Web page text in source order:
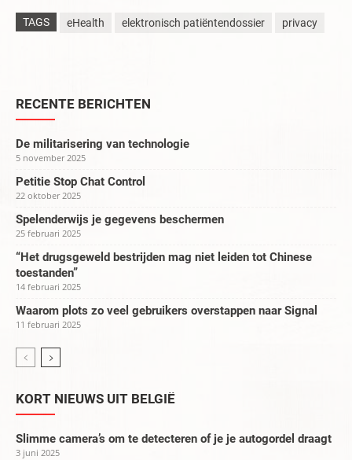
TAGS eHealth elektronisch patiëntendossier privacy
RECENTE BERICHTEN
De militarisering van technologie
5 november 2025
Petitie Stop Chat Control
22 oktober 2025
Spelenderwijs je gegevens beschermen
25 februari 2025
“Het drugsgeweld bestrijden mag niet leiden tot Chinese
toestanden”
14 februari 2025
Waarom plots zo veel gebruikers overstappen naar Signal
11 februari 2025
KORT NIEUWS UIT BELGIË
Slimme camera’s om te detecteren of je je autogordel draagt
3 juni 2025